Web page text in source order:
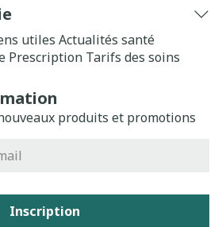
utiles Actualités santé
Prescription Tarifs des soins
produits et promotions
Inscription